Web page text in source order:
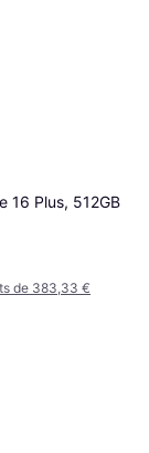
16 Plus, 512GB
de 383,33 €